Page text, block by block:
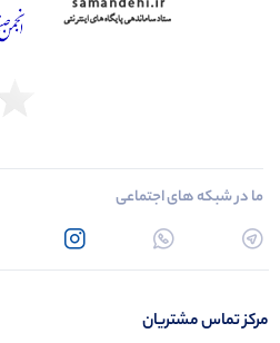
ما در شبکه های اجتماعی
مرکز تماس مشتریان